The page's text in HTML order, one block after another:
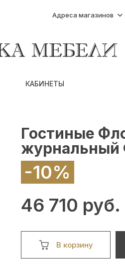
Адреса магазинов
КАБИНЕТЫ
Гостиные
журнальный
-10%
46 710 руб.
В корзину